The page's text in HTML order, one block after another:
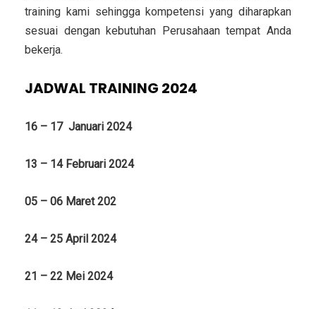
training kami sehingga kompetensi yang diharapkan
sesuai dengan kebutuhan Perusahaan tempat Anda
bekerja.
JADWAL TRAINING 2024
16 – 17 Januari 2024
13 – 14 Februari 2024
05 – 06 Maret 202
24 – 25 April 2024
21 – 22 Mei 2024